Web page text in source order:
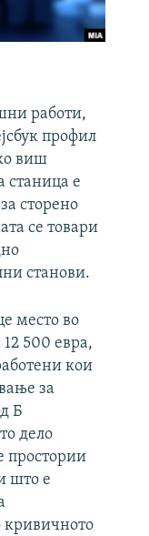
работи,
профил
виш
станица е
сторено
се товари
станови.
место во
500 евра,
кои
за
Б
дело
простории
што е
кривичното